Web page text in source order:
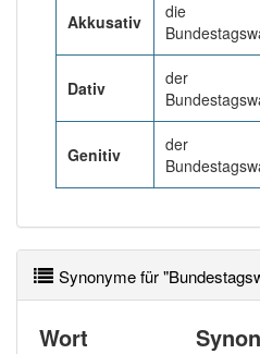
Akkusativ
die
Dativ
der
Genitiv
der
Synonyme für
Wort